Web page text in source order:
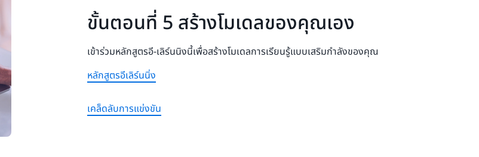
ขั้นตอนที่ 5 สร้างโมเดลของคุณเอง
เข้าร่วมหลักสูตรอี-เลิร์นนิงนี้เพื่อสร้างโมเดลการเรียนรู้แบบเสริมกำลังของคุณ
หลักสูตรอีเลิร์นนิ่ง
เคล็ดลับการแข่งขัน